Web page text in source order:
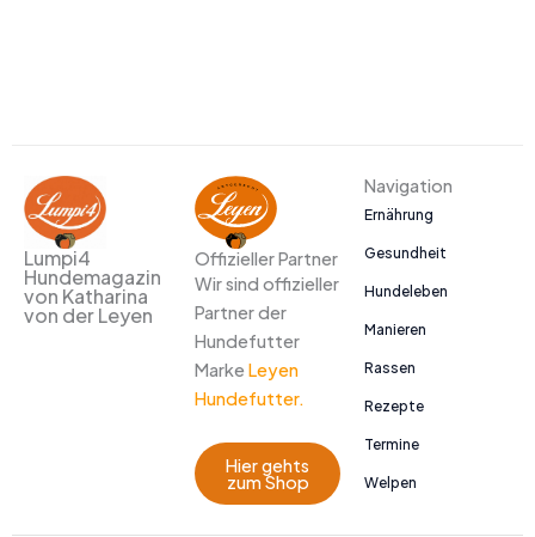
Lumpi4
Hundemagazin
von Katharina
von der Leyen
Offizieller Partner
Wir sind offizieller
Partner der
Hundefutter
Marke Leyen
Hundefutter.
Hier gehts
zum Shop
Navigation
Ernährung
Gesundheit
Hundeleben
Manieren
Rassen
Rezepte
Termine
Welpen